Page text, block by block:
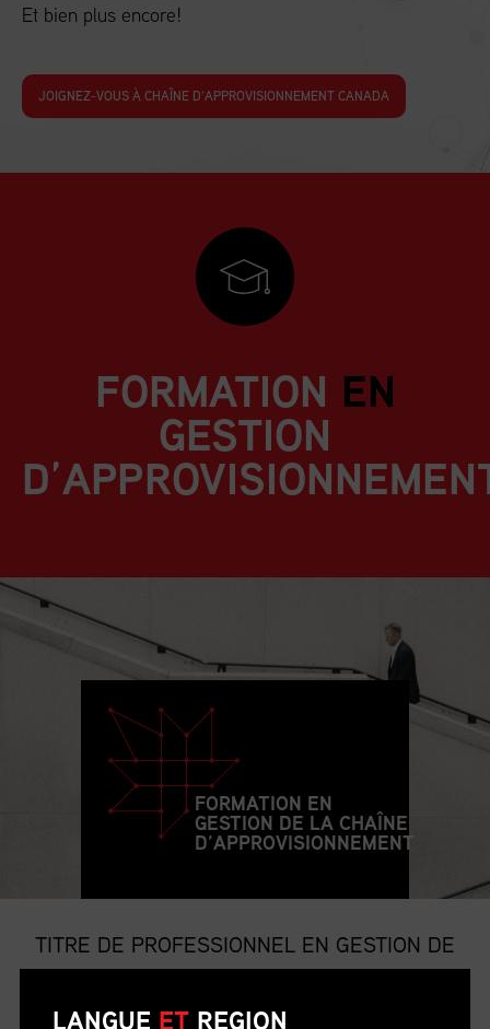
Et bien plus encore!
JOIGNEZ-VOUS À CHAÎNE D’APPROVISIONNEMENT CANADA
FORMATION EN
GESTION
FORMATION EN
GESTION DE LA CHAÎNE
D’APPROVISIONNEMENT
TITRE DE PROFESSIONNEL EN GESTION DE
LANGUE ETREGION